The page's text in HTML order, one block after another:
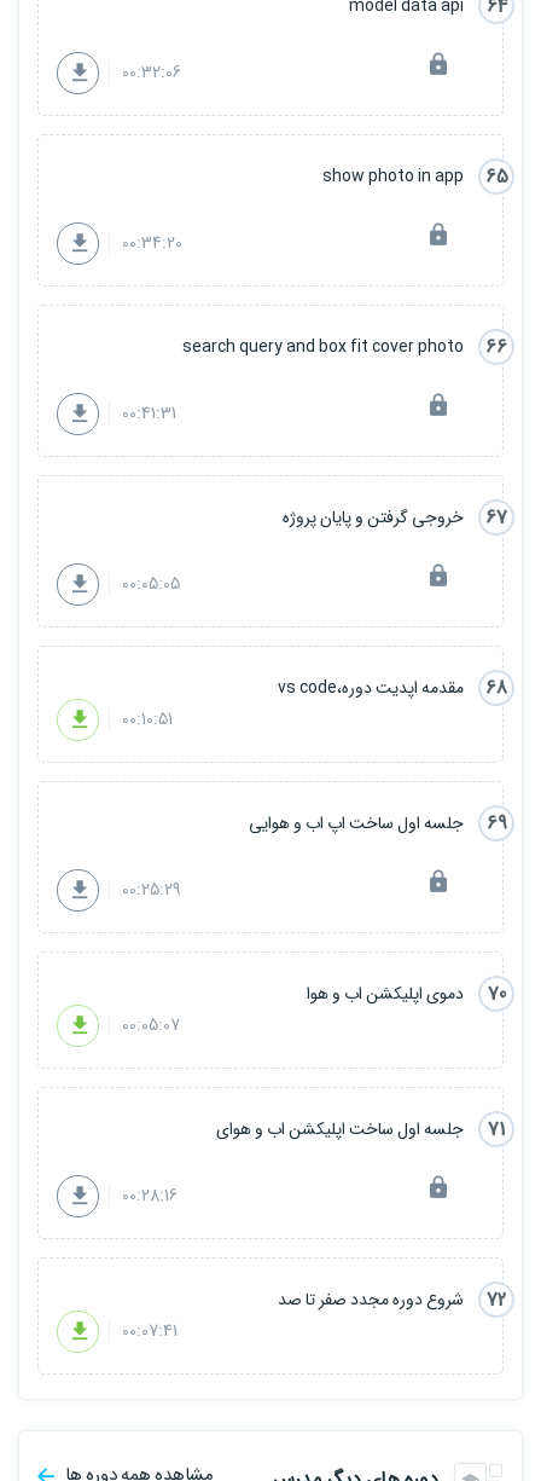
64
model data api
00:32:06
65
show photo in app
00:34:20
66
search query and box fit cover photo
00:41:31
67 خروجی گرفتن و پایان پروژه
00:05:05
68
مقدمه اپدیت دوره،vs code
00:10:51
69 جلسه اول ساخت اپ اب و هوایی
00:25:29
70
دموی اپلیکشن اب و هوا
00:05:07
71 جلسه اول ساخت اپلیکشن اب و هوای
00:28:16
72
شروع دوره مجدد صفر تا صد
00:07:41
مشاهده همه دوره ها